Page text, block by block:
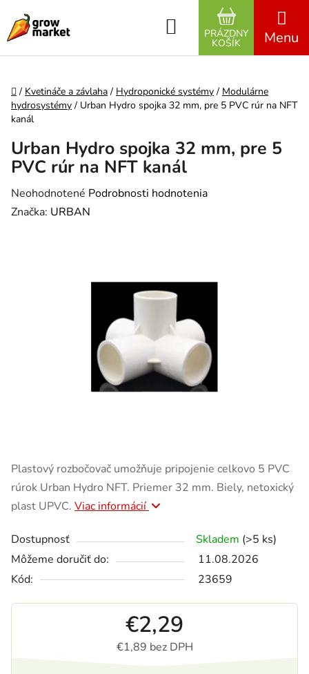
Hľadať
NÁKUPNÝ
PRÁZDNY
KOŠÍK
Domov
/ Kvetináče a závlaha / Hydroponické systémy / Modulárne
hydrosystémy / Urban Hydro spojka 32 mm, pre 5 PVC rúr na NFT
kanál
Plastový rozbočovač umožňuje pripojenie celkovo 5 PVC
rúrok Urban Hydro NFT. Priemer 32 mm. Biely, netoxický
plast UPVC. Viac informácií
Dostupnosť Skladem (>5 ks)
Môžeme doručiť do:
11.08.2026
Kód:
23659
€2,29
€1,89 bez DPH
Urban Hydro spojka 32 mm, pre 5
PVC rúr na NFT kanál
Priemerné hodnotenie produktu je 0,0 z 5 hviezdičiek.
Neohodnotené Podrobnosti hodnotenia
Značka: URBAN